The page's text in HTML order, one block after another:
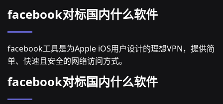
facebook对标国内什么软件
facebook工具是为Apple iOS用户设计的理想VPN，提供简
单、快速且安全的网络访问方式。
facebook对标国内什么软件